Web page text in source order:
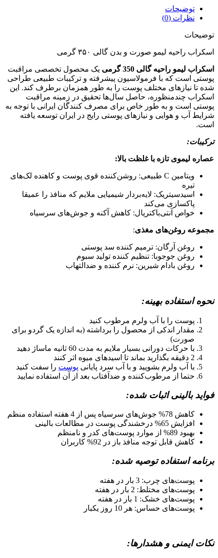
توضیحات
نظرات (0)
توضیحات
اسکراب راحیه لیمو صورت و بدن گالی ۳۵۰ گرمی
اسکراب لیمو راحیه گالی 350 گرمی
یک محصول تخصصی مراقبت
پوستی است که با فرمولاسیون پیشرفته و ترکیبات طبیعی طراحی
شده تا نیازهای مختلف پوست را به طور همزمان برطرف کند. این
اسکراب چندمنظوره، حاصل سال‌ها تحقیق در زمینه مراقبت
پوستی است و به طور خاص برای مصرف کنندگان ایرانی با توجه به
شرایط آب و هوایی و نیازهای پوستی رایج در ایران توسعه یافته
است.
ترکیبات:
عصاره لیموی تازه با غلظت بالا:
ویتامین C طبیعی: روشن‌کننده قوی پوست و کاهنده لک‌های
تیره
اسیدسیتریک: لایه‌بردار شیمیایی ملایم که منافذ را عمیقا
پاکسازی می‌کند
خواص آنتی‌باکتریال: کاهش آکنه و جوش‌های سرسیاه
مجموعه روغن‌های مغذی:
روغن آرگان: ترمیم کننده سد پوستی
روغن جوجوبا: تنظیم کننده تولید سبوم
روغن بادام شیرین: نرم کننده و ضدالتهاب
نحوه استفاده بهینه:
پوست را با آب ولرم مرطوب کنید
مقدار اندکی از محصول را برداشته (به اندازه یک گردو برای
صورت)
با حرکات دورانی بسیار ملایم به مدت 60 ثانیه ماساژ دهید
2 دقیقه بگذارید بماند تا اسیدهای میوه اثر کنند
با آب ولرم بشویید و با آب سرد پایانی پوست را سفت کنید
حتما از مرطوب‌کننده و ضدآفتاب بعد از آن استفاده نمایید
فواید بالینی اثبات شده:
کاهش 78% جوش‌های سرسیاه پس از 4 هفته استفاده منظم
افزایش 65% درخشندگی پوست در مطالعات بالینی
بهبود 89% از موارد پوست‌های کدر و نامنظم
کاهش قابل توجه منافذ باز در 92% کاربران
برنامه استفاده توصیه شده:
پوست‌های چرب: 3 بار در هفته
پوست‌های مختلط: 2 بار در هفته
پوست‌های خشک: 1 بار در هفته
پوست‌های حساس: هر 10 روز یکبار
نکات ایمنی و هشدارها: